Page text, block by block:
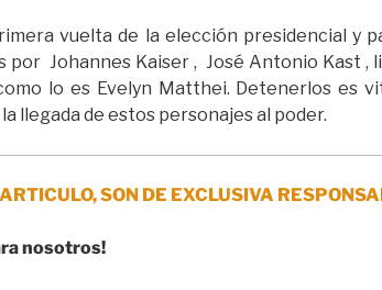
vuelta de la elección presidencial y
Johannes Kaiser , José Antonio Kast ,
lo es Evelyn Matthei. Detenerlos es
llegada de estos personajes al poder.
SON DE EXCLUSIVA
nosotros!